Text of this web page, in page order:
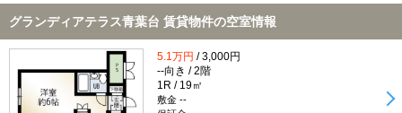
不動産会社から
TOP
グランディアテラス青葉台 賃貸物件の空室情報
5.1万円 / 3,000円
--向き / 2階
1R / 19㎡
敷金 --